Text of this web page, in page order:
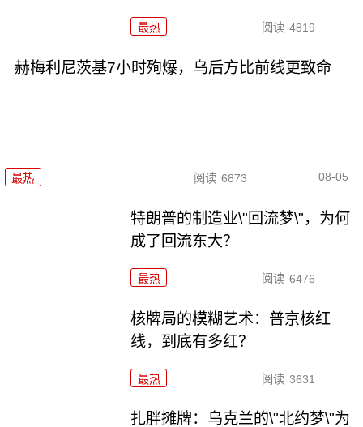
最热 阅读 4819
赫梅利尼茨基7小时殉爆，乌后方比前线更致命
最热 阅读 6873 08-05
特朗普的制造业\"回流梦\"，为何
成了回流东大？
最热 阅读 6476
核牌局的模糊艺术：普京核红
线，到底有多红？
最热 阅读 3631
扎胖摊牌：乌克兰的\"北约梦\"为